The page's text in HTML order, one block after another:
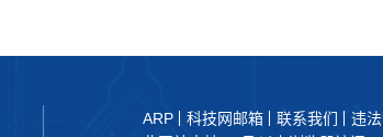
ARP 科技网邮箱 联系我们
违